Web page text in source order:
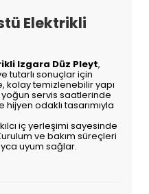
Elektrikli
Izgara Düz Pleyt,
tutarlı sonuçlar için
kolay temizlenebilir yapı
yoğun servis saatlerinde
odaklı tasarımıyla
iç yerleşimi sayesinde
ve bakım süreçleri
uyum sağlar.